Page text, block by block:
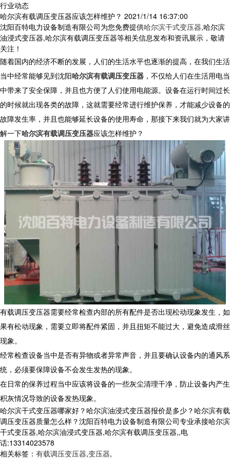
行业动态
哈尔滨有载调压变压器应该怎样维护？ 2021/1/14 16:37:00
沈阳百特电力设备制造有限公司为您免费提供哈尔滨干式变压器,哈尔滨
油浸式变压器,哈尔滨有载调压变压器等相关信息发布和资讯展示，敬请
关注！
随着国内的经济不断的发展，人们的生活水平也逐渐的提高，在我们生活
当中经常能够见到沈阳哈尔滨有载调压变压器 ，不仅给人们在生活用电当
中带来了安全保障，并且也方便了人们使用电能源。设备在运行时间过长
的时候就出现各类的故障，这就需要经常进行维护保养，才能减少设备的
故障发生率，并且也能够延长设备的使用寿命，那接下来我们就为大家讲
解一下哈尔滨有载调压变压器应该怎样维护？
有载调压变压器需要经常检查内部的所有配件是否出现松动现象发生，如
果有松动现象，需要立即将配件紧固，并且扭矩不能过大，避免造成滑丝
现象。
经常检查设备当中是否有异物或者异常声音，并且要确认设备内的通风系
统，必须要保障设备不会发生发热的现象。
在日常的保养过程当中应该将设备的一些灰尘清理干净，防止设备内产生
积灰情况导致的设备发热现象。
哈尔滨干式变压器哪家好？哈尔滨油浸式变压器报价是多少？哈尔滨有载
调压变压器质量怎么样？沈阳百特电力设备制造有限公司专业承接哈尔滨
干式变压器,哈尔滨油浸式变压器,哈尔滨有载调压变压器,,电
话:13314023578
相关标签： 有载调压变压器,变压器,